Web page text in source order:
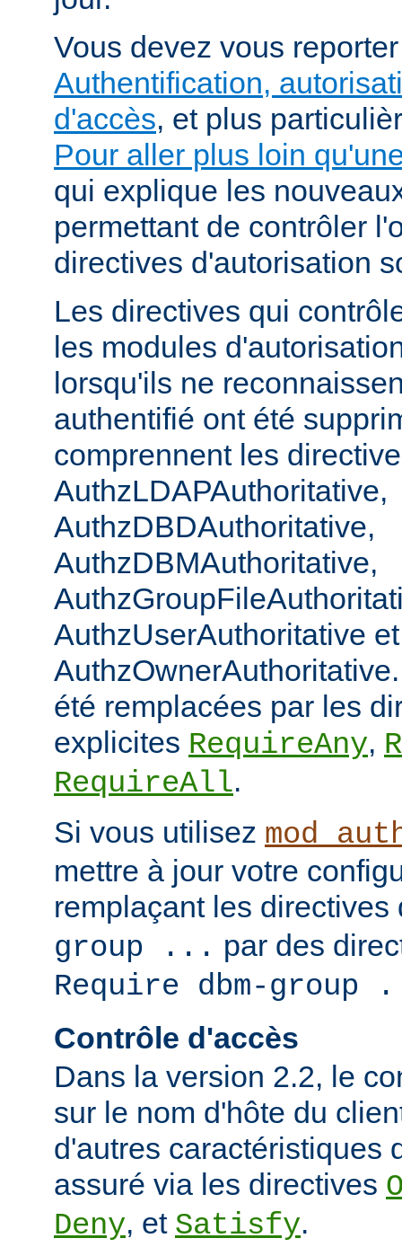
Vous devez vous
Authentification,
d'accès, et plus
Pour aller plus loin
qui explique les
permettant de contrôler
directives d'autorisation
Les directives qui
les modules
lorsqu'ils ne
authentifié ont été
comprennent les
AuthzLDAPAuthoritative,
AuthzDBDAuthoritative,
AuthzDBMAuthoritative,
AuthzUserAuthoritative et
été remplacées par les
explicites RequireAny,
RequireAll.
Si vous utilisez
mettre à jour votre
remplaçant les
group ... par des
Require dbm-group
Contrôle d'accès
Dans la version 2.2, le
sur le nom d'hôte du
d'autres caractéristiques
assuré via les directives
Deny, et Satisfy.